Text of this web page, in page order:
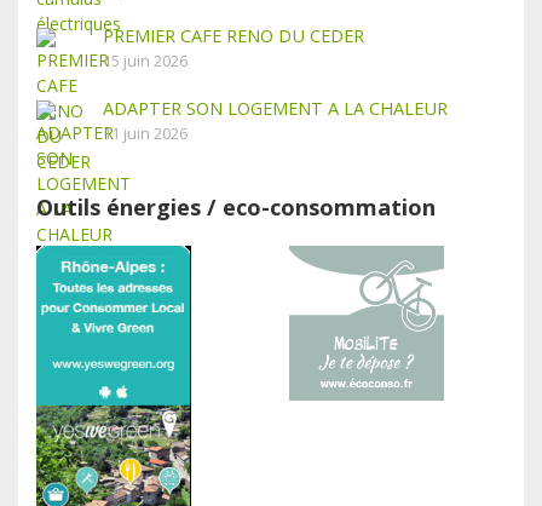
PREMIER CAFE RENO DU CEDER
15 juin 2026
ADAPTER SON LOGEMENT A LA CHALEUR
11 juin 2026
Outils énergies / eco-consommation